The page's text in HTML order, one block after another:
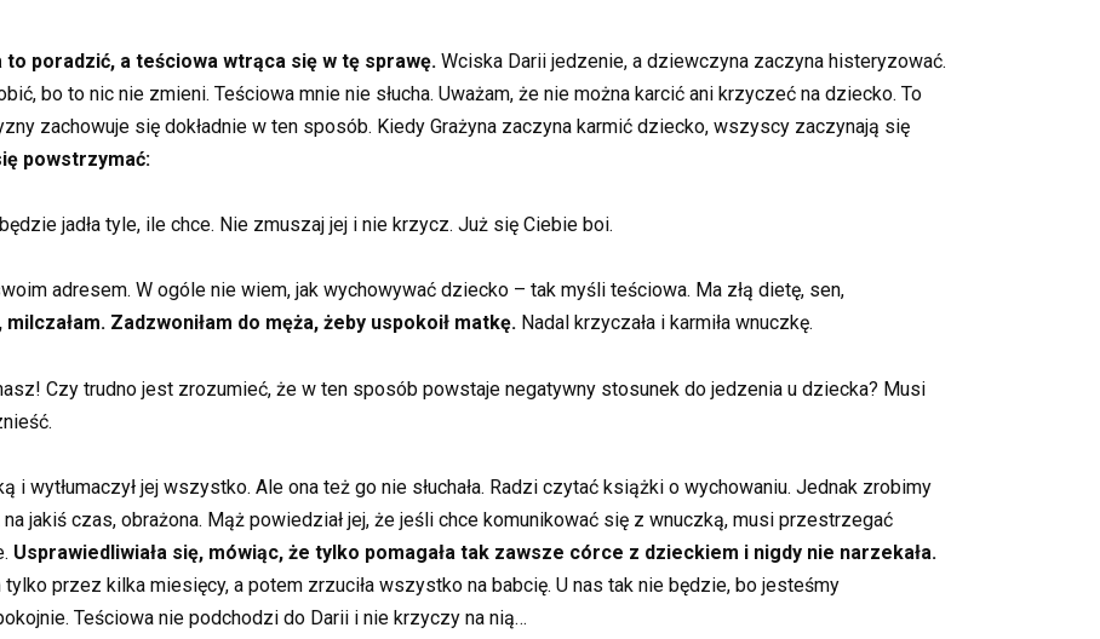
poradzić, a teściowa wtrąca się w tę sprawę. Wciska Darii jedzenie, a dziewczyna zaczyna histeryzować.
bo to nic nie zmieni. Teściowa mnie nie słucha. Uważam, że nie można karcić ani krzyczeć na dziecko. To
zachowuje się dokładnie w ten sposób. Kiedy Grażyna zaczyna karmić dziecko, wszyscy zaczynają się
powstrzymać:
jadła tyle, ile chce. Nie zmuszaj jej i nie krzycz. Już się Ciebie boi.
adresem. W ogóle nie wiem, jak wychowywać dziecko – tak myśli teściowa. Ma złą dietę, sen,
Zadzwoniłam do męża, żeby uspokoił matkę. Nadal krzyczała i karmiła wnuczkę.
Czy trudno jest zrozumieć, że w ten sposób powstaje negatywny stosunek do jedzenia u dziecka? Musi
i wytłumaczył jej wszystko. Ale ona też go nie słuchała. Radzi czytać książki o wychowaniu. Jednak zrobimy
jakiś czas, obrażona. Mąż powiedział jej, że jeśli chce komunikować się z wnuczką, musi przestrzegać
Usprawiedliwiała się, mówiąc, że tylko pomagała tak zawsze córce z dzieckiem i nigdy nie narzekała.
przez kilka miesięcy, a potem zrzuciła wszystko na babcię. U nas tak nie będzie, bo jesteśmy
Teściowa nie podchodzi do Darii i nie krzyczy na nią…